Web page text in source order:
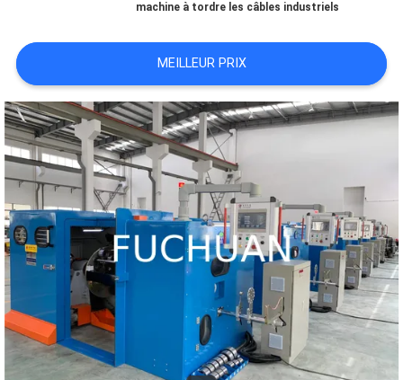
DE
NOUS
VISITE
DE
L'USINE
CONTRÔLE
QUALITÉ
machine à tordre les câbles industriels
MEILLEUR PRIX